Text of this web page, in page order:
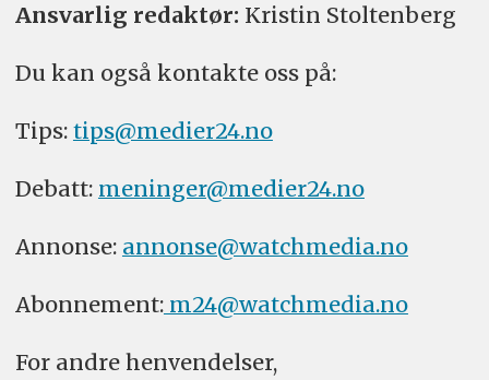
Ansvarlig redaktør: Kristin Stoltenberg
Du kan også kontakte oss på:
Tips: tips@medier24.no
Debatt: meninger@medier24.no
Annonse: annonse@watchmedia.no
Abonnement:m24@watchmedia.no
For andre henvendelser,